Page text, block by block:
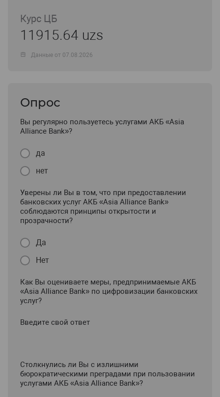
Курс ЦБ
11915.64 uzs
Данные от 07.08.2026
Опрос
Вы регулярно пользуетесь услугами АКБ «Asia
Alliance Bank»?
да
нет
Уверены ли Вы в том, что при предоставлении
банковских услуг АКБ «Asia Alliance Bank»
соблюдаются принципы открытости и
прозрачности?
Да
Нет
Как Вы оцениваете меры, предпринимаемые АКБ
«Asia Alliance Bank» по цифровизации банковских
услуг?
Введите свой ответ
Столкнулись ли Вы с излишними
бюрократическими преградами при пользовании
услугами АКБ «Asia Alliance Bank»?